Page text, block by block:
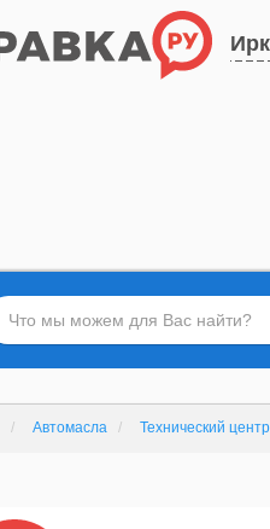
Автомасла Технический